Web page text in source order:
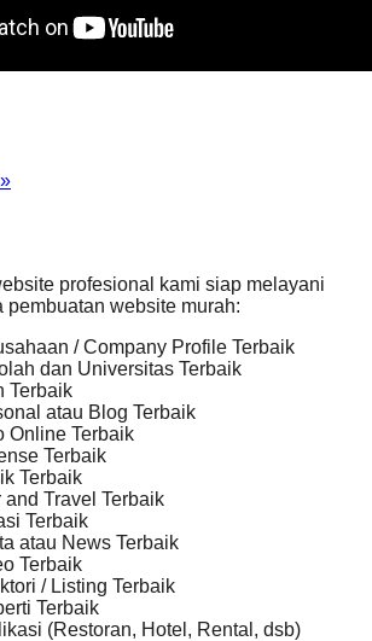
profesional kami siap melayani
pembuatan website murah:
/ Company Profile Terbaik
dan Universitas Terbaik
Terbaik
atau Blog Terbaik
Online Terbaik
Terbaik
Terbaik
and Travel Terbaik
Terbaik
atau News Terbaik
Terbaik
/ Listing Terbaik
Terbaik
(Restoran, Hotel, Rental, dsb)